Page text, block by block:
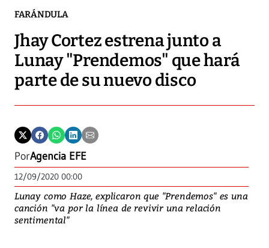
FARÁNDULA
Jhay Cortez estrena junto a
Lunay "Prendemos" que hará
parte de su nuevo disco
PorAgencia EFE
12/09/2020 00:00
Lunay como Haze, explicaron que "Prendemos" es una
canción "va por la línea de revivir una relación
sentimental"